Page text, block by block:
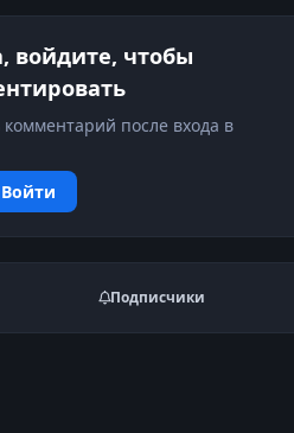
войдите, чтобы
после входа в
Войти
Подписчики